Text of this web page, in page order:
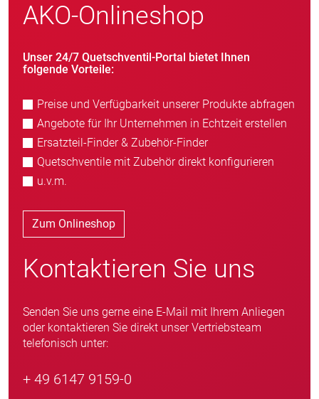
AKO-Onlineshop
Unser 24/7 Quetschventil-Portal bietet Ihnen
folgende Vorteile:
Preise und Verfügbarkeit unserer Produkte abfragen
Angebote für Ihr Unternehmen in Echtzeit erstellen
Ersatzteil-Finder & Zubehör-Finder
Quetschventile mit Zubehör direkt konfigurieren
u.v.m.
Zum Onlineshop
Kontaktieren Sie uns
Senden Sie uns gerne eine E-Mail mit Ihrem Anliegen
oder kontaktieren Sie direkt unser Vertriebsteam
telefonisch unter:
+ 49 6147 9159-0